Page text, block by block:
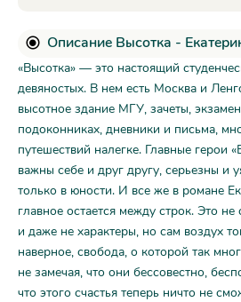
Описание Высотка -
«Высотка» — это настоящий
девяностых. В нем есть Москва и
высотное здание МГУ, зачеты,
подоконниках, дневники и письма,
путешествий налегке. Главные герои
важны себе и друг другу, серьезны и
только в юности. И все же в романе
главное остается между строк. Это
и даже не характеры, но сам воздух
наверное, свобода, о которой так
не замечая, что они бессовестно,
что этого счастья теперь ничто не